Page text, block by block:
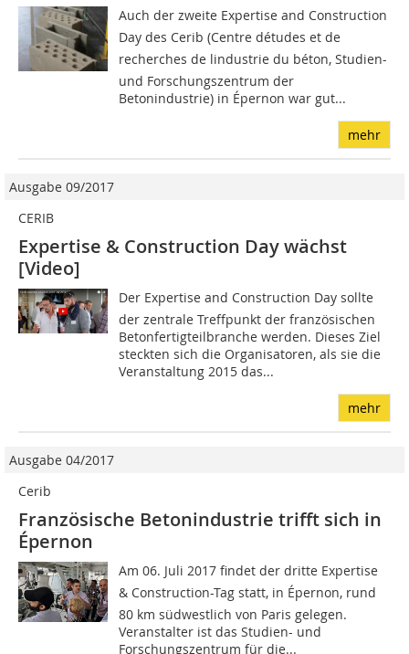
Auch der zweite Expertise and Construction
Day des Cerib (Centre détudes et de
recherches de lindustrie du béton, Studien-
und Forschungszentrum der
Betonindustrie) in Épernon war gut...
mehr
Ausgabe 09/2017
CERIB
Expertise & Construction Day wächst
[Video]
Der Expertise and Construction Day sollte
der zentrale Treffpunkt der französischen
Betonfertigteilbranche werden. Dieses Ziel
steckten sich die Organisatoren, als sie die
Veranstaltung 2015 das...
mehr
Ausgabe 04/2017
Cerib
Französische Betonindustrie trifft sich in
Épernon
Am 06. Juli 2017 findet der dritte Expertise
& Construction-Tag statt, in Épernon, rund
80 km südwestlich von Paris gelegen.
Veranstalter ist das Studien- und
Forschungszentrum für die...